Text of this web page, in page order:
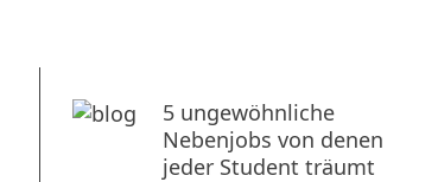
5 ungewöhnliche
Nebenjobs von denen
jeder Student träumt